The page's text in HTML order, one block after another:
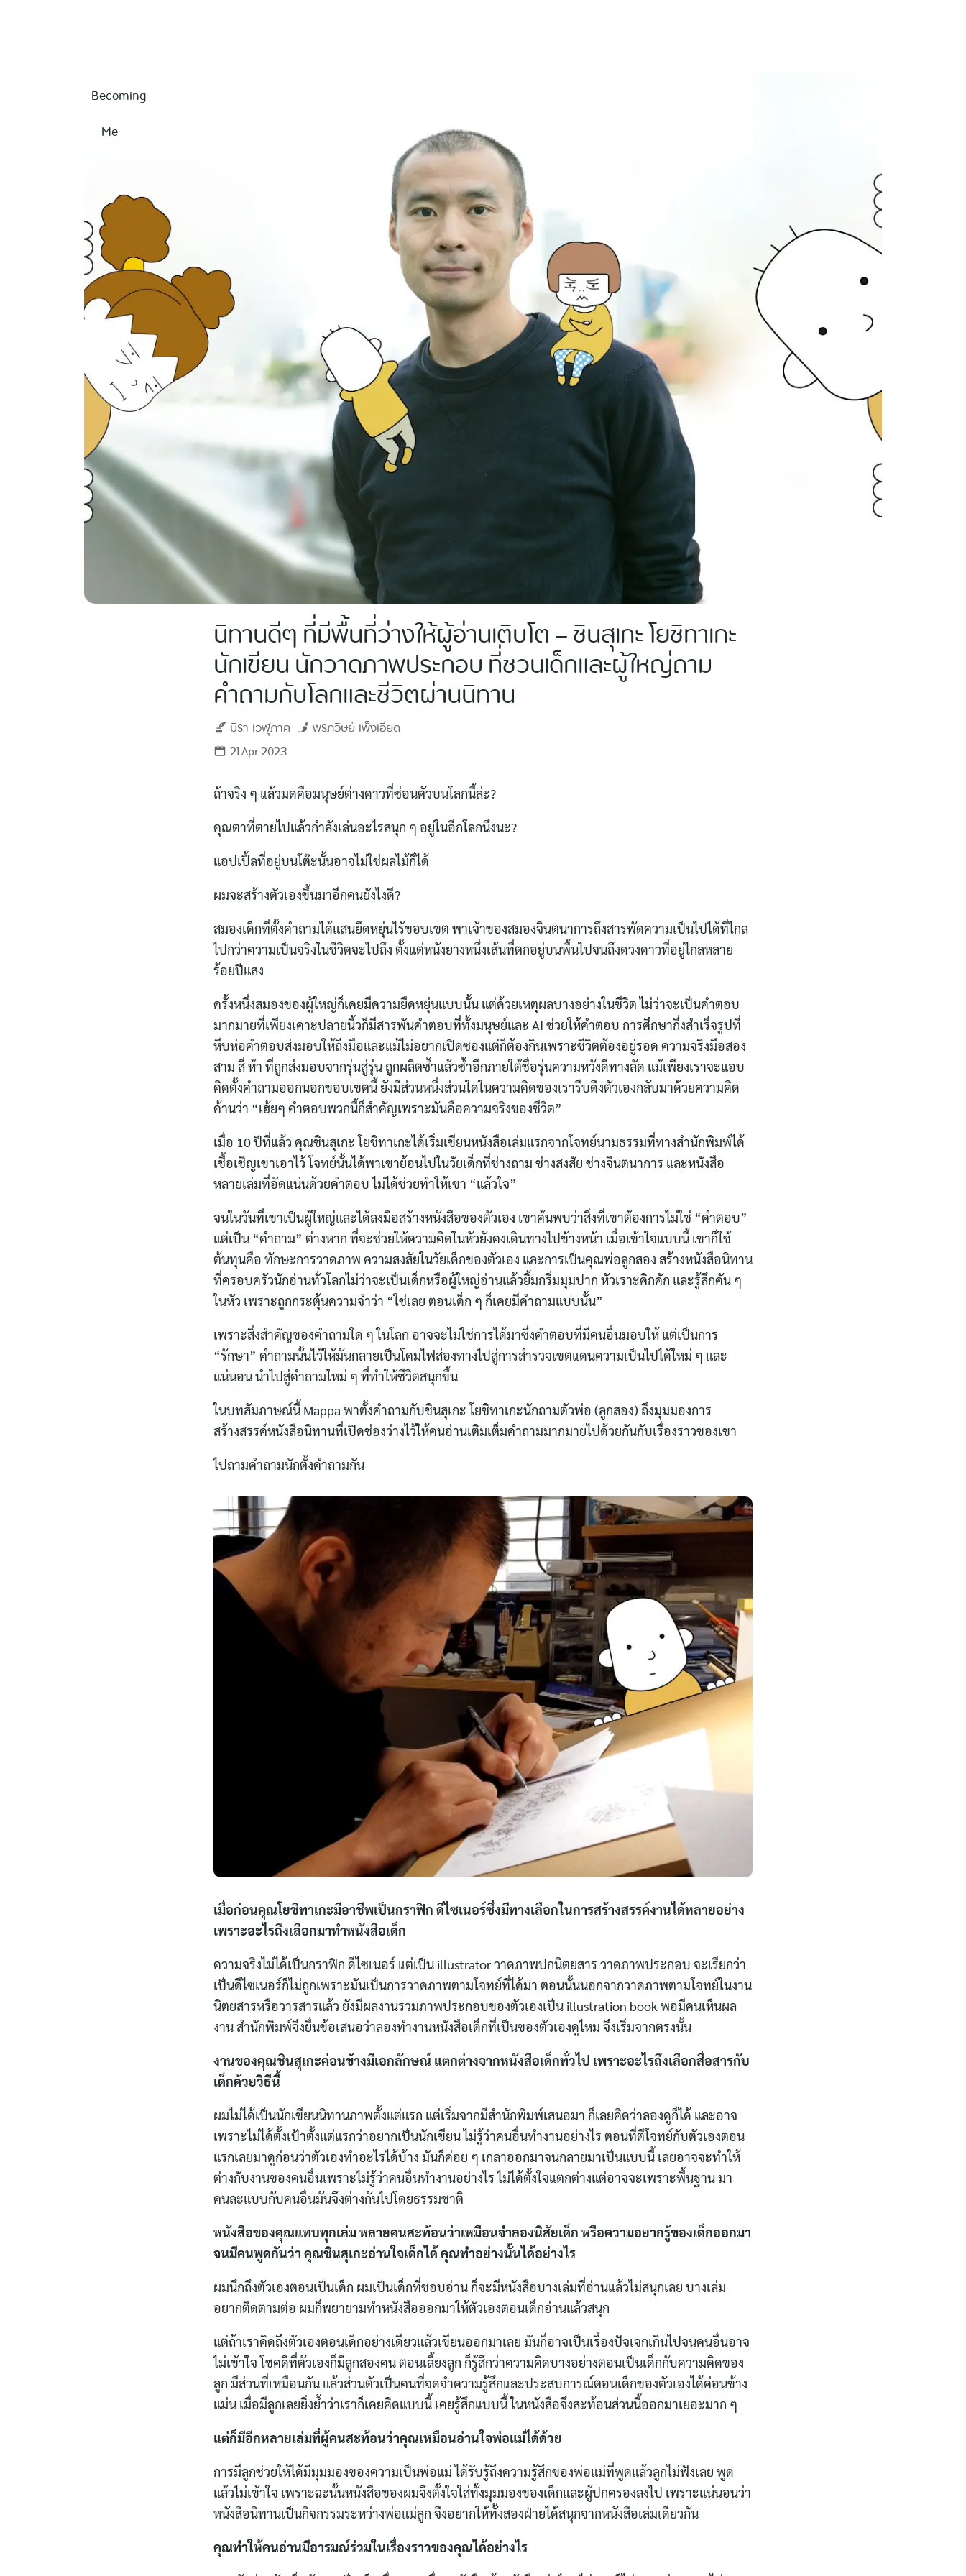
Search
for:
Becoming
Me
นิทานดีๆ ที่มีพื้นที่ว่างให้ผู้อ่านเติบโต – ชินสุเกะ โยชิทาเกะ
นักเขียน นักวาดภาพประกอบ ที่ชวนเด็กและผู้ใหญ่ถาม
คำถามกับโลกและชีวิตผ่านนิทาน
มิรา เวฬุภาค พรภวิษย์เพ็งเอียด
21 Apr 2023
ถ้าจริง ๆ แล้วมดคือมนุษย์ต่างดาวที่ซ่อนตัวบนโลกนี้ล่ะ?
คุณตาที่ตายไปแล้วกำลังเล่นอะไรสนุก ๆ อยู่ในอีกโลกนึงนะ?
แอปเปิ้ลที่อยู่บนโต๊ะนั้นอาจไม่ใช่ผลไม้ก็ได้
ผมจะสร้างตัวเองขึ้นมาอีกคนยังไงดี?
สมองเด็กที่ตั้งคำถามได้แสนยืดหยุ่นไร้ขอบเขต พาเจ้าของสมองจินตนาการถึงสารพัดความเป็นไปได้ที่ไกล
ไปกว่าความเป็นจริงในชีวิตจะไปถึง ตั้งแต่หนังยางหนึ่งเส้นที่ตกอยู่บนพื้นไปจนถึงดวงดาวที่อยู่ไกลหลาย
ร้อยปีแสง
ครั้งหนึ่งสมองของผู้ใหญ่ก็เคยมีความยืดหยุ่นแบบนั้น แต่ด้วยเหตุผลบางอย่างในชีวิต ไม่ว่าจะเป็นคำตอบ
มากมายที่เพียงเคาะปลายนิ้วก็มีสารพันคำตอบที่ทั้งมนุษย์และ AI ช่วยให้คำตอบ การศึกษากึ่งสำเร็จรูปที่
หีบห่อคำตอบส่งมอบให้ถึงมือและแม้ไม่อยากเปิดซองแต่ก็ต้องกินเพราะชีวิตต้องอยู่รอด ความจริงมือสอง
สาม สี่ ห้า ที่ถูกส่งมอบจากรุ่นสู่รุ่น ถูกผลิตซ้ำแล้วซ้ำอีกภายใต้ชื่อรุ่นความหวังดีทางลัด แม้เพียงเราจะแอบ
คิดตั้งคำถามออกนอกขอบเขตนี้ ยังมีส่วนหนึ่งส่วนใดในความคิดของเรารีบดึงตัวเองกลับมาด้วยความคิด
ค้านว่า “เฮ้ยๆ คำตอบพวกนี้ก็สำคัญเพราะมันคือความจริงของชีวิต”
เมื่อ 10 ปีที่แล้ว คุณชินสุเกะ โยชิทาเกะได้เริ่มเขียนหนังสือเล่มแรกจากโจทย์นามธรรมที่ทางสำนักพิมพ์ได้
เชื้อเชิญเขาเอาไว้ โจทย์นั้นได้พาเขาย้อนไปในวัยเด็กที่ช่างถาม ช่างสงสัย ช่างจินตนาการ และหนังสือ
หลายเล่มที่อัดแน่นด้วยคำตอบ ไม่ได้ช่วยทำให้เขา “แล้วใจ”
จนในวันที่เขาเป็นผู้ใหญ่และได้ลงมือสร้างหนังสือของตัวเอง เขาค้นพบว่าสิ่งที่เขาต้องการไม่ใช่ “คำตอบ”
แต่เป็น “คำถาม” ต่างหาก ที่จะช่วยให้ความคิดในหัวยังคงเดินทางไปข้างหน้า เมื่อเข้าใจแบบนี้ เขาก็ใช้
ต้นทุนคือ ทักษะการวาดภาพ ความสงสัยในวัยเด็กของตัวเอง และการเป็นคุณพ่อลูกสอง สร้างหนังสือนิทาน
ที่ครอบครัวนักอ่านทั่วโลกไม่ว่าจะเป็นเด็กหรือผู้ใหญ่อ่านแล้วยิ้มกริ่มมุมปาก หัวเราะคิกคัก และรู้สึกคัน ๆ
ในหัว เพราะถูกกระตุ้นความจำว่า “ใช่เลย ตอนเด็ก ๆ ก็เคยมีคำถามแบบนั้น”
เพราะสิ่งสำคัญของคำถามใด ๆ ในโลก อาจจะไม่ใช่การได้มาซึ่งคำตอบที่มีคนอื่นมอบให้ แต่เป็นการ
“รักษา” คำถามนั้นไว้ให้มันกลายเป็นโคมไฟส่องทางไปสู่การสำรวจเขตแดนความเป็นไปได้ใหม่ ๆ และ
แน่นอน นำไปสู่คำถามใหม่ ๆ ที่ทำให้ชีวิตสนุกขึ้น
ในบทสัมภาษณ์นี้ Mappa พาตั้งคำถามกับชินสุเกะ โยชิทาเกะนักถามตัวพ่อ (ลูกสอง) ถึงมุมมองการ
สร้างสรรค์หนังสือนิทานที่เปิดช่องว่างไว้ให้คนอ่านเติมเต็มคำถามมากมายไปด้วยกันกับเรื่องราวของเขา
ไปถามคำถามนักตั้งคำถามกัน
เมื่อก่อนคุณโยชิทาเกะมีอาชีพเป็นกราฟิก ดีไซเนอร์ซึ่งมีทางเลือกในการสร้างสรรค์งานได้หลายอย่าง
เพราะอะไรถึงเลือกมาทำหนังสือเด็ก
ความจริงไม่ได้เป็นกราฟิก ดีไซเนอร์ แต่เป็น illustrator วาดภาพปกนิตยสาร วาดภาพประกอบ จะเรียกว่า
เป็นดีไซเนอร์ก็ไม่ถูกเพราะมันเป็นการวาดภาพตามโจทย์ที่ได้มา ตอนนั้นนอกจากวาดภาพตามโจทย์ในงาน
นิตยสารหรือวารสารแล้ว ยังมีผลงานรวมภาพประกอบของตัวเองเป็น illustration book พอมีคนเห็นผล
งาน สำนักพิมพ์จึงยื่นข้อเสนอว่าลองทำงานหนังสือเด็กที่เป็นของตัวเองดูไหม จึงเริ่มจากตรงนั้น
งานของคุณชินสุเกะค่อนข้างมีเอกลักษณ์ แตกต่างจากหนังสือเด็กทั่วไป เพราะอะไรถึงเลือกสื่อสารกับ
เด็กด้วยวิธีนี้
ผมไม่ได้เป็นนักเขียนนิทานภาพตั้งแต่แรก แต่เริ่มจากมีสำนักพิมพ์เสนอมา ก็เลยคิดว่าลองดูก็ได้ และอาจ
เพราะไม่ได้ตั้งเป้าตั้งแต่แรกว่าอยากเป็นนักเขียน ไม่รู้ว่าคนอื่นทำงานอย่างไร ตอนที่ตีโจทย์กับตัวเองตอน
แรกเลยมาดูก่อนว่าตัวเองทำอะไรได้บ้าง มันก็ค่อย ๆ เกลาออกมาจนกลายมาเป็นแบบนี้ เลยอาจจะทำให้
ต่างกับงานของคนอื่นเพราะไม่รู้ว่าคนอื่นทำงานอย่างไร ไม่ได้ตั้งใจแตกต่างแต่อาจจะเพราะพื้นฐาน มา
คนละแบบกับคนอื่นมันจึงต่างกันไปโดยธรรมชาติ
หนังสือของคุณแทบทุกเล่ม หลายคนสะท้อนว่าเหมือนจำลองนิสัยเด็ก หรือความอยากรู้ของเด็กออกมา
จนมีคนพูดกันว่า คุณชินสุเกะอ่านใจเด็กได้ คุณทำอย่างนั้นได้อย่างไร
ผมนึกถึงตัวเองตอนเป็นเด็ก ผมเป็นเด็กที่ชอบอ่าน ก็จะมีหนังสือบางเล่มที่อ่านแล้วไม่สนุกเลย บางเล่ม
อยากติดตามต่อ ผมก็พยายามทำหนังสือออกมาให้ตัวเองตอนเด็กอ่านแล้วสนุก
แต่ถ้าเราคิดถึงตัวเองตอนเด็กอย่างเดียวแล้วเขียนออกมาเลย มันก็อาจเป็นเรื่องปัจเจกเกินไปจนคนอื่นอาจ
ไม่เข้าใจ โชคดีที่ตัวเองก็มีลูกสองคน ตอนเลี้ยงลูก ก็รู้สึกว่าความคิดบางอย่างตอนเป็นเด็กกับความคิดของ
ลูก มีส่วนที่เหมือนกัน แล้วส่วนตัวเป็นคนที่จดจำความรู้สึกและประสบการณ์ตอนเด็กของตัวเองได้ค่อนข้าง
แม่น เมื่อมีลูกเลยยิ่งย้ำว่าเราก็เคยคิดแบบนี้ เคยรู้สึกแบบนี้ ในหนังสือจึงสะท้อนส่วนนี้ออกมาเยอะมาก ๆ
แต่ก็มีอีกหลายเล่มที่ผู้คนสะท้อนว่าคุณเหมือนอ่านใจพ่อแม่ได้ด้วย
การมีลูกช่วยให้ได้มีมุมมองของความเป็นพ่อแม่ ได้รับรู้ถึงความรู้สึกของพ่อแม่ที่พูดแล้วลูกไม่ฟังเลย พูด
แล้วไม่เข้าใจ เพราะฉะนั้นหนังสือของผมจึงตั้งใจใส่ทั้งมุมมองของเด็กและผู้ปกครองลงไป เพราะแน่นอนว่า
หนังสือนิทานเป็นกิจกรรมระหว่างพ่อแม่ลูก จึงอยากให้ทั้งสองฝ่ายได้สนุกจากหนังสือเล่มเดียวกัน
คุณทำให้คนอ่านมีอารมณ์ร่วมในเรื่องราวของคุณได้อย่างไร